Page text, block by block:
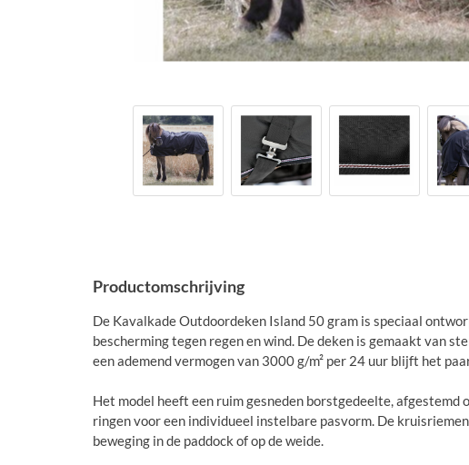
Productomschrijving
De Kavalkade Outdoordeken Island 50 gram is speciaal
bescherming tegen regen en wind. De deken is gemaakt van
een ademend vermogen van 3000 g/m² per 24 uur blijft het
Het model heeft een ruim gesneden borstgedeelte,
ringen voor een individueel instelbare pasvorm. De
beweging in de paddock of op de weide.